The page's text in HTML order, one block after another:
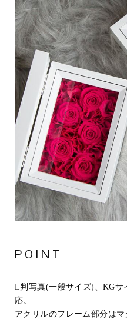
POINT
L判写真(一般サイズ)、KGサ
応。
アクリルのフレーム部分は